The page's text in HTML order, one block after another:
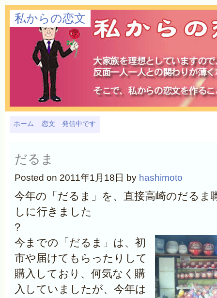
私からの恋文
ホーム 恋文 発信中です
だるま
Posted on 2011年1月18日 by hashimoto
今年の「だるま」を、直接高崎のだるま
しに行きました
?
今までの「だるま」は、初
市や届けてもらったりして
購入しており、何気なく購
入していましたが、今年は